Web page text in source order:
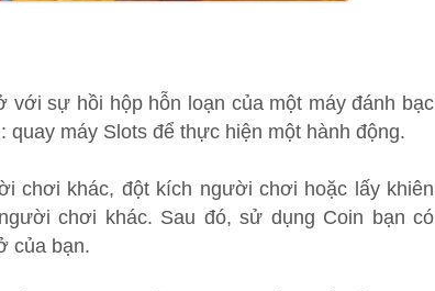
sự hồi hộp hỗn loạn của một máy đánh bạc
máy Slots để thực hiện một hành động.
chơi khác, đột kích người chơi hoặc lấy khiên
chơi khác. Sau đó, sử dụng Coin bạn có
của bạn.